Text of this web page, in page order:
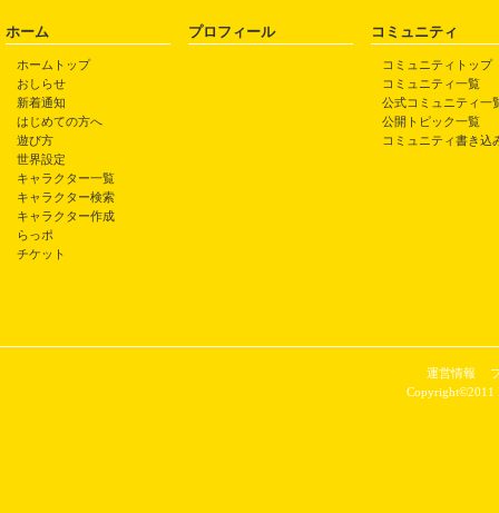
ホーム
ホームトップ
おしらせ
新着通知
はじめての方へ
遊び方
世界設定
キャラクター一覧
キャラクター検索
キャラクター作成
らっポ
チケット
プロフィール コミュニティ
コミュニティトップ
コミュニティ一覧
公式コミュニティ一
公開トピック一覧
コミュニティ書き込
運営情報
Copyright©2011